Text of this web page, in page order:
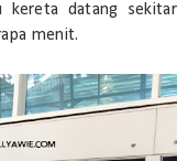
kereta datang sekitar
menit.